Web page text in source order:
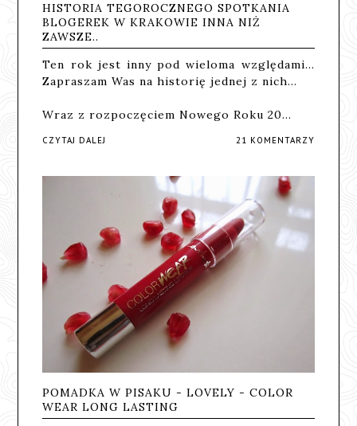
HISTORIA TEGOROCZNEGO SPOTKANIA
BLOGEREK W KRAKOWIE INNA NIŻ
ZAWSZE..
Ten rok jest inny pod wieloma względami...
Zapraszam Was na historię jednej z nich...
Wraz z rozpoczęciem Nowego Roku 20…
CZYTAJ DALEJ 21 KOMENTARZY
POMADKA W PISAKU - LOVELY - COLOR
WEAR LONG LASTING